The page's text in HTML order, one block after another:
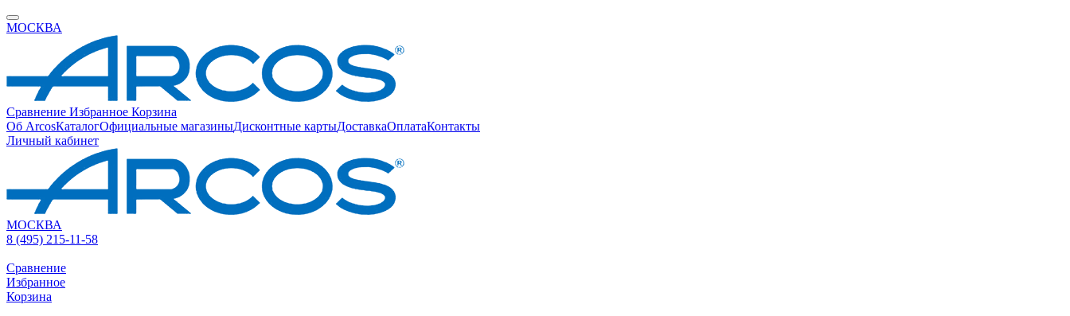
МОСКВА
Сравнение Избранное Корзина
Об ArcosКаталогОфициальные магазиныДисконтные картыДоставкаОплатаКонтакты
Личный кабинет
МОСКВА
8 (495) 215-11-58
Сравнение
Избранное
Корзина